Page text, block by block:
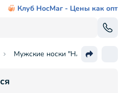
Клуб НосМаг - Цены как опт
Мужские носки "НАШЕ"